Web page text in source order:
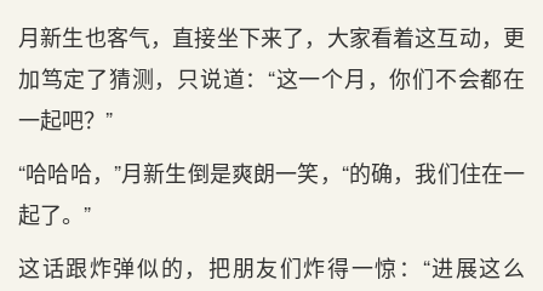
月新生也客气，直接坐下来了，大家看着这互动，更
加笃定了猜测，只说道：“这一个月，你们不会都在
一起吧？”
“哈哈哈，”月新生倒是爽朗一笑，“的确，我们住在一
起了。”
这话跟炸弹似的，把朋友们炸得一惊：“进展这么